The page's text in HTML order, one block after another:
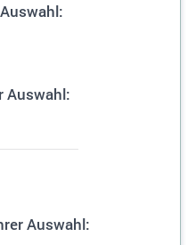
Auswahl:
Auswahl: